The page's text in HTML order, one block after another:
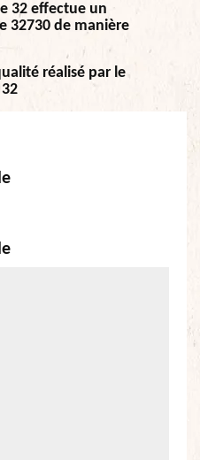
32 effectue un
32730 de manière
réalisé par le